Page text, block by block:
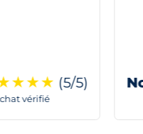
★★★ ★ (5/5)
Achat vérifié